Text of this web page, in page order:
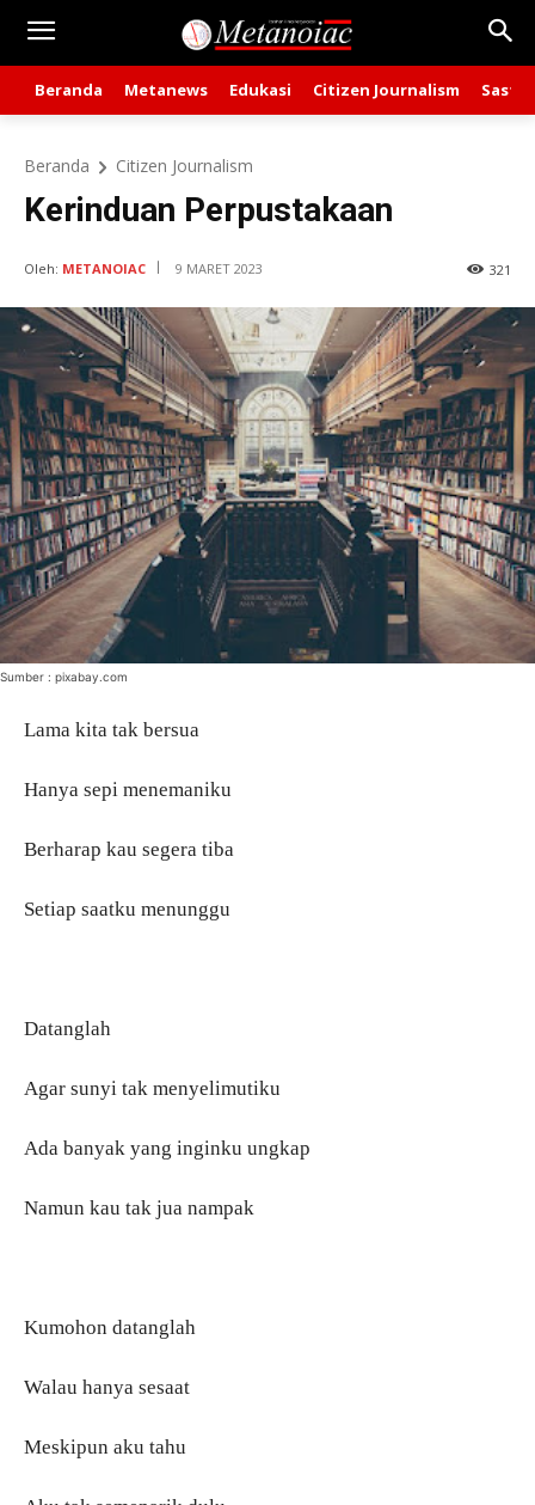
Beranda Metanews Edukasi Citizen Journalism Sastra
Beranda Citizen Journalism
Kerinduan Perpustakaan
321
Oleh: METANOIAC 9 MARET 2023
Sumber : pixabay.com
Lama kita tak bersua
Hanya sepi menemaniku
Berharap kau segera tiba
Setiap saatku menunggu
Datanglah
Agar sunyi tak menyelimutiku
Ada banyak yang inginku ungkap
Namun kau tak jua nampak
Kumohon datanglah
Walau hanya sesaat
Meskipun aku tahu